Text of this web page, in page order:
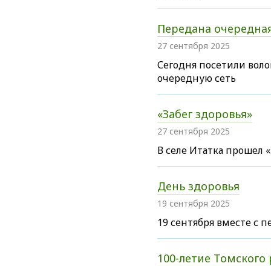
Передана
27 сентября 2025
Сегодня посетили
очередную сеть
«Забег здоровья»
27 сентября 2025
В селе Итатка прошел
День здоровья
19 сентября 2025
19 сентября вместе с
100-летие Томского